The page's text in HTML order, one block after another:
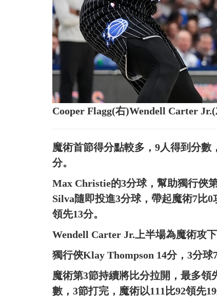
Cooper Flagg(右)Wendell Carter
魔術首節得分點較多，9人得到分數
分。
Max Christie的3分球，幫助獨行俠
Silva隨即投進3分球，帶起魔術7比
領先13分。
Wendell Carter Jr.上半場為魔術攻
獨行俠Klay Thompson 14分，3分球
魔術第3節持續將比分拉開，最多
數，3節打完，魔術以111比92領先19